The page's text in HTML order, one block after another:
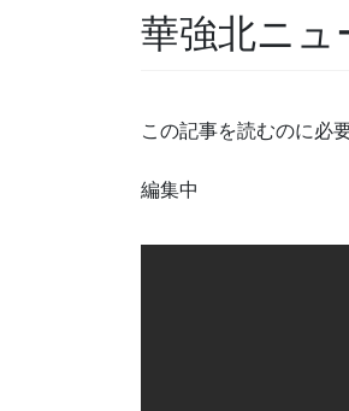
華強北ニュ
この記事を読むのに必
編集中